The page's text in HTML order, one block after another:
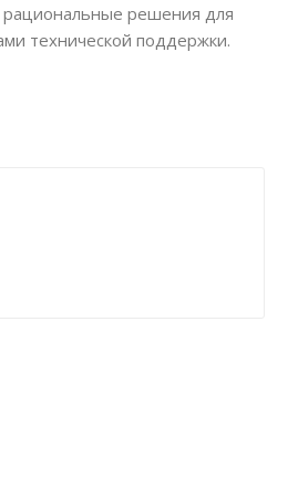
рациональные решения для
технической поддержки.